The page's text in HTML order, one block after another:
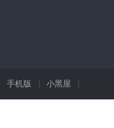
手机版 | 小黑屋 |